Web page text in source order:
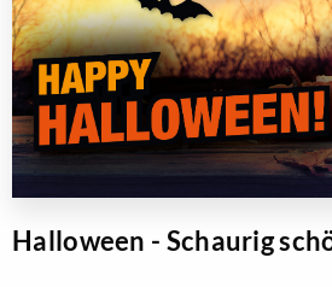
Halloween - Schaurig